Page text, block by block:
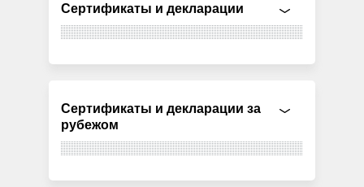
Сертификаты и декларации
Сертификаты и декларации за
рубежом